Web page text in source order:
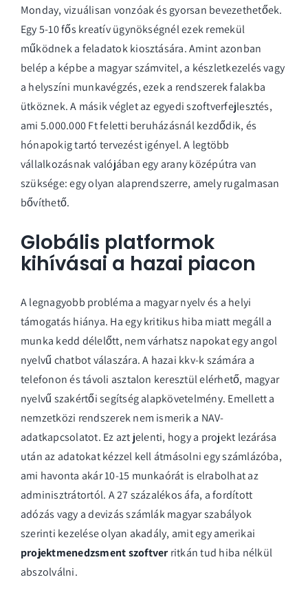
Monday, vizuálisan vonzóak és gyorsan bevezethetőek.
Egy 5-10 fős kreatív ügynökségnél ezek remekül
működnek a feladatok kiosztására. Amint azonban
belép a képbe a magyar számvitel, a készletkezelés vagy
a helyszíni munkavégzés, ezek a rendszerek falakba
ütköznek. A másik véglet az egyedi szoftverfejlesztés,
ami 5.000.000 Ft feletti beruházásnál kezdődik, és
hónapokig tartó tervezést igényel. A legtöbb
vállalkozásnak valójában egy arany középútra van
szüksége: egy olyan alaprendszerre, amely rugalmasan
bővíthető.
Globális platformok
kihívásai a hazai piacon
A legnagyobb probléma a magyar nyelv és a helyi
támogatás hiánya. Ha egy kritikus hiba miatt megáll a
munka kedd délelőtt, nem várhatsz napokat egy angol
nyelvű chatbot válaszára. A hazai kkv-k számára a
telefonon és távoli asztalon keresztül elérhető, magyar
nyelvű szakértői segítség alapkövetelmény. Emellett a
nemzetközi rendszerek nem ismerik a NAV-
adatkapcsolatot. Ez azt jelenti, hogy a projekt lezárása
után az adatokat kézzel kell átmásolni egy számlázóba,
ami havonta akár 10-15 munkaórát is elrabolhat az
adminisztrátortól. A 27 százalékos áfa, a fordított
adózás vagy a devizás számlák magyar szabályok
szerinti kezelése olyan akadály, amit egy amerikai
projektmenedzsment szoftverritkán tud hiba nélkül
abszolválni.